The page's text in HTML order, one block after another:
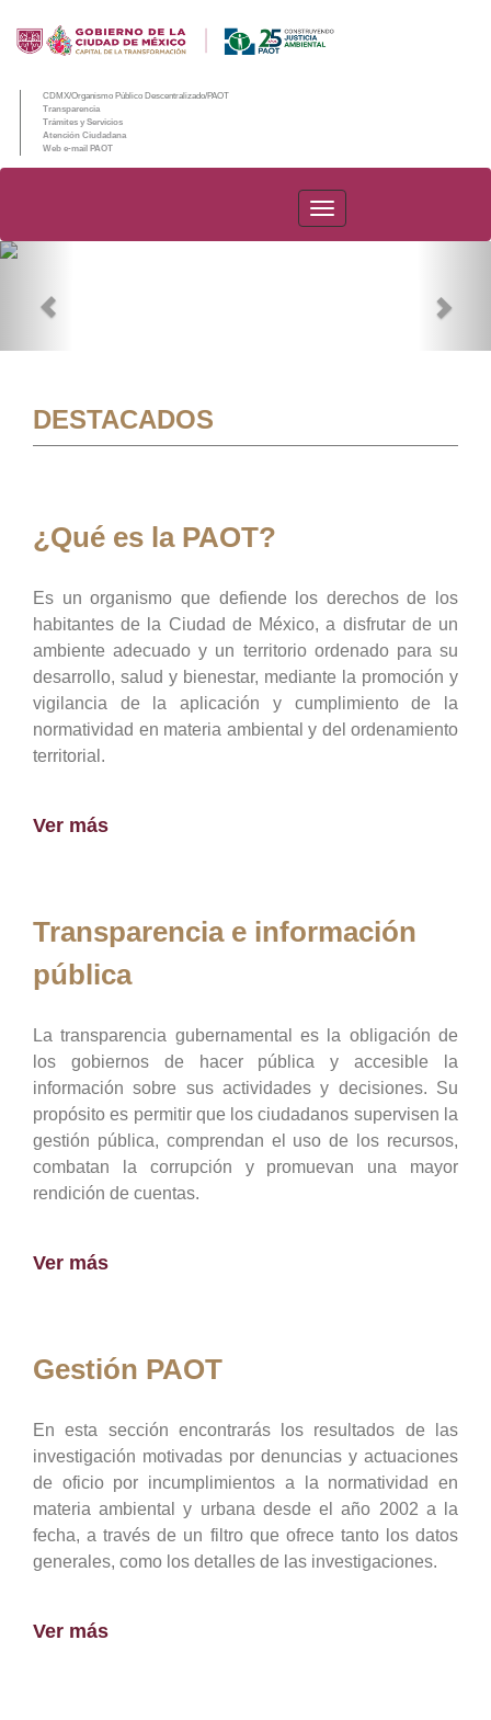
CDMX/Organismo Público Descentralizado/PAOT
Transparencia
Trámites y Servicios
Atención Ciudadana
Web e-mail PAOT
PAOT
DESTACADOS
¿Qué es la PAOT?
Es un organismo que defiende los derechos de los
habitantes de la Ciudad de México, a disfrutar de un
ambiente adecuado y un territorio ordenado para su
desarrollo, salud y bienestar, mediante la promoción y
vigilancia de la aplicación y cumplimiento de la
normatividad en materia ambiental y del ordenamiento
territorial.
Ver más
Transparencia e información
pública
La transparencia gubernamental es la obligación de
los gobiernos de hacer pública y accesible la
información sobre sus actividades y decisiones. Su
propósito es permitir que los ciudadanos supervisen la
gestión pública, comprendan el uso de los recursos,
combatan la corrupción y promuevan una mayor
rendición de cuentas.
Ver más
Gestión PAOT
En esta sección encontrarás los resultados de las
investigación motivadas por denuncias y actuaciones
de oficio por incumplimientos a la normatividad en
materia ambiental y urbana desde el año 2002 a la
fecha, a través de un filtro que ofrece tanto los datos
generales, como los detalles de las investigaciones.
Ver más